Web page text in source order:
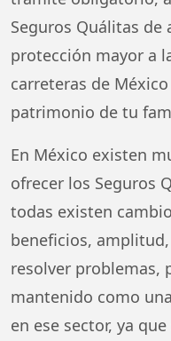
Seguros Quálitas de
protección mayor a
carreteras de
patrimonio de tu
En México existen
ofrecer los Seguros
todas existen
beneficios,
resolver problemas,
mantenido como
en ese sector, ya